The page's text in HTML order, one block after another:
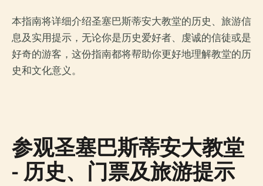
本指南将详细介绍圣塞巴斯蒂安大教堂的历史、旅游信
息及实用提示，无论你是历史爱好者、虔诚的信徒或是
好奇的游客，这份指南都将帮助你更好地理解教堂的历
史和文化意义。
参观圣塞巴斯蒂安大教堂
- 历史、门票及旅游提示